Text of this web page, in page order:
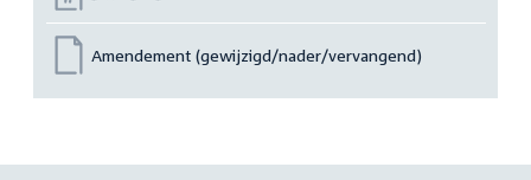
Amendement (gewijzigd/nader/vervangend)